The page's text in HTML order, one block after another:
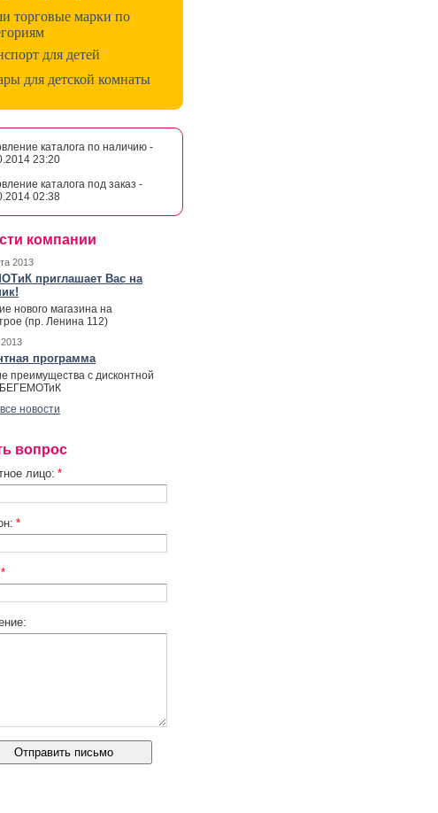
торговые марки по
для детей
для детской комнаты
каталога по наличию -
23:20
каталога под заказ -
02:38
компании
2013
приглашает Вас на
нового магазина на
(пр. Ленина 112)
программа
преимущества с дисконтной
БЕГЕМОТиК
новости
вопрос
лицо: *
*
*